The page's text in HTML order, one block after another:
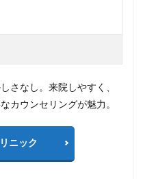
さなし。来院しやすく、
カウンセリングが魅力。
ニック